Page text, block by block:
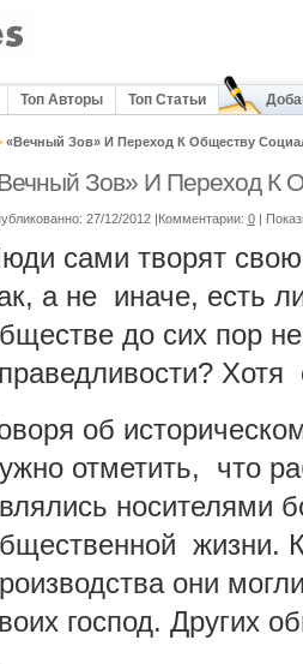
Топ Авторы Топ Статьи
«Вечный Зов» И Переход К Обществу
Зов» И Переход К
27/12/2012 |Комментарии: 0 |
сами творят
а не иначе, есть
до сих пор
об
отметить, что
носителями
жизни.
они
господ. Других